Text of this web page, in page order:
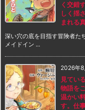
く交錯
しく揺
まれる
深い穴の底を目指す冒険者た
メイドイン ...
2026年8
見てい
物語を
温かい
す。仕